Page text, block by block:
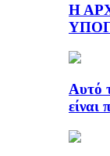
Η
Αυτό
είναι